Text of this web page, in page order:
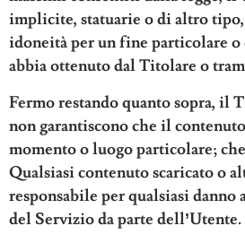
implicite, statuarie o di altro
idoneità per un fine particolare o
abbia ottenuto dal Titolare o
Fermo restando quanto sopra,
non garantiscono che il
momento o luogo particolare;
Qualsiasi contenuto scaricato o
responsabile per qualsiasi
del Servizio da parte dell’Utente.